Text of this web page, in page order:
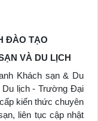
ĐÀO TẠO
VÀ DU LỊCH
Khách sạn & Du
Du lịch - Trường Đại
kiến thức chuyên
liên tục cập nhật